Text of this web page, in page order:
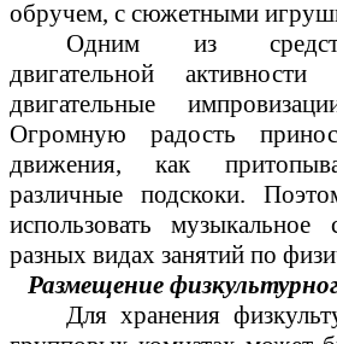
обручем, с сюжетными
Одним из
двигательной
двигательные
Огромную радость
движения, как
различные подскоки.
использовать музыкальное
разных видах занятий по
Размещение
Для хранения